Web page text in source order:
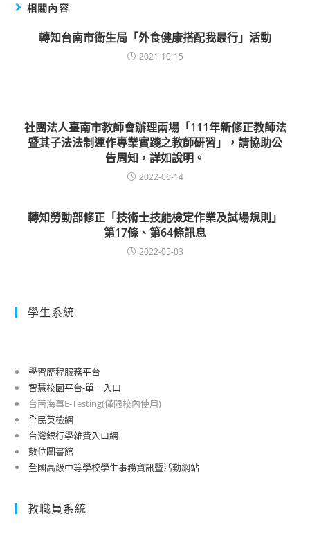
相關內容
轉知台南市衛生局「外食健康搭配我最行」活動
2021-10-15
社團法人臺南市教師會辦理兩場「111年新修正教師法
暨其子法法制運作專業實踐之教師研習」，請協助公
告周知，詳如說明。
2022-06-14
轉知勞動部修正「技術士技能檢定作業及試場規則」
第17條、第64條訊息
2022-05-03
學生系統
學習歷程服務平台
智慧校園平台-單一入口
台南海事E-Testing(僅限校內使用)
全民英檢網
台灣銀行學雜費入口網
數位圖書館
全國高級中等學校學生事務資訊暨活動網站
教職員系統